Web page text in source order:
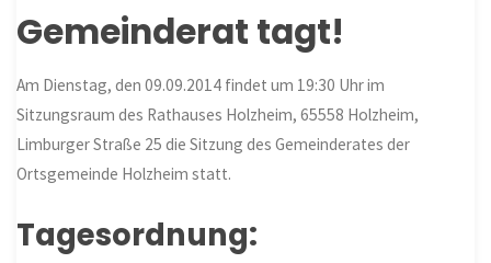
Gemeinderat tagt!
Am Dienstag, den 09.09.2014 findet um 19:30 Uhr im
Sitzungsraum des Rathauses Holzheim, 65558 Holzheim,
Limburger Straße 25 die Sitzung des Gemeinderates der
Ortsgemeinde Holzheim statt.
Tagesordnung: